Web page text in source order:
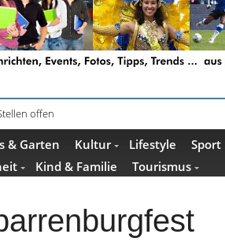
Ressourcen
& Garten Kultur Lifestyle Sport
Kind & Familie Tourismus